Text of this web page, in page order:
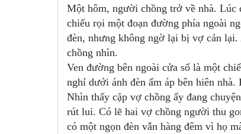
Một hôm, người chồng trở về nhà. Lúc
chiếu rọi một đoạn đường phía ngoài
đèn, nhưng không ngờ lại bị vợ cản
chồng nhìn.
Ven đường bên ngoài cửa sổ là một
nghỉ dưới ánh đèn ấm áp bên hiên
Nhìn thấy cặp vợ chồng ấy đang
rút lui. Có lẽ hai vợ chồng người thu
có một ngọn đèn vẫn hàng đêm vì họ